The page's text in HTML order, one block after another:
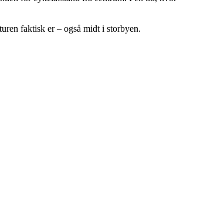
faktisk er – også midt i storbyen.